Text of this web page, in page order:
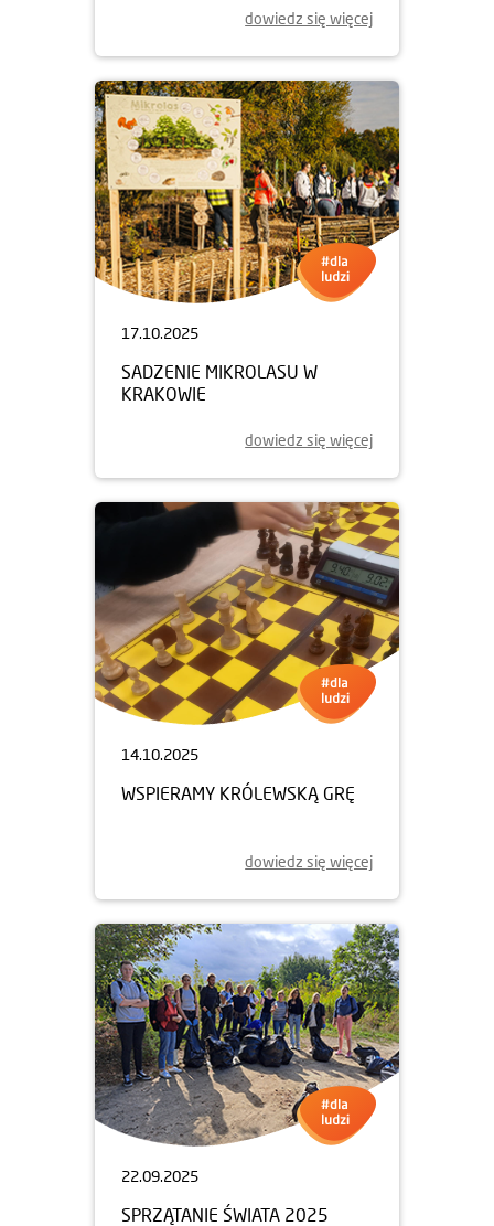
dowiedz się więcej
17.10.2025
SADZENIE MIKROLASU W
KRAKOWIE
dowiedz się więcej
14.10.2025
WSPIERAMY KRÓLEWSKĄ GRĘ
dowiedz się więcej
22.09.2025
SPRZĄTANIE ŚWIATA 2025